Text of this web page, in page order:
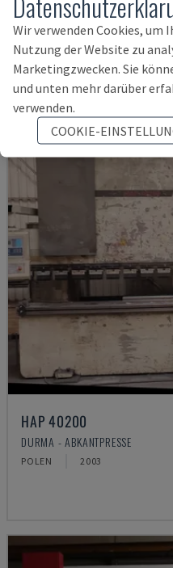
SMALL 835/25
ITALIEN
HAP 40200
DURMA - ABKANTPRESSE
POLEN 2003
Wir verwenden Cookies, um
Nutzung der Website zu
Marketingzwecken. Sie
und unten mehr darüber
verwenden.
COOKIE-